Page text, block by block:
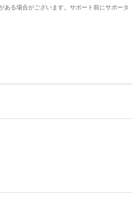
る場合がございます。サポート前にサポータ